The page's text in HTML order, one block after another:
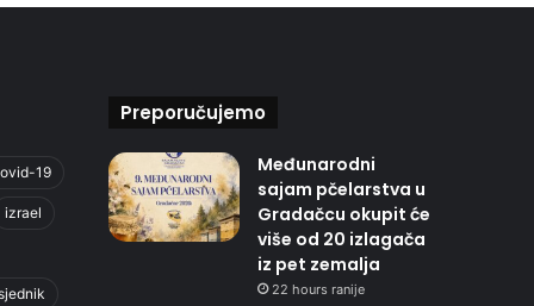
19
izrael
Preporučujemo
Međunarodni
sajam pčelarstva u
Gradačcu okupit će
više od 20 izlagača
iz pet zemalja
22 hours ranije